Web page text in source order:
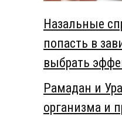
Назальные
попасть в
выбрать
Рамадан и
организма и